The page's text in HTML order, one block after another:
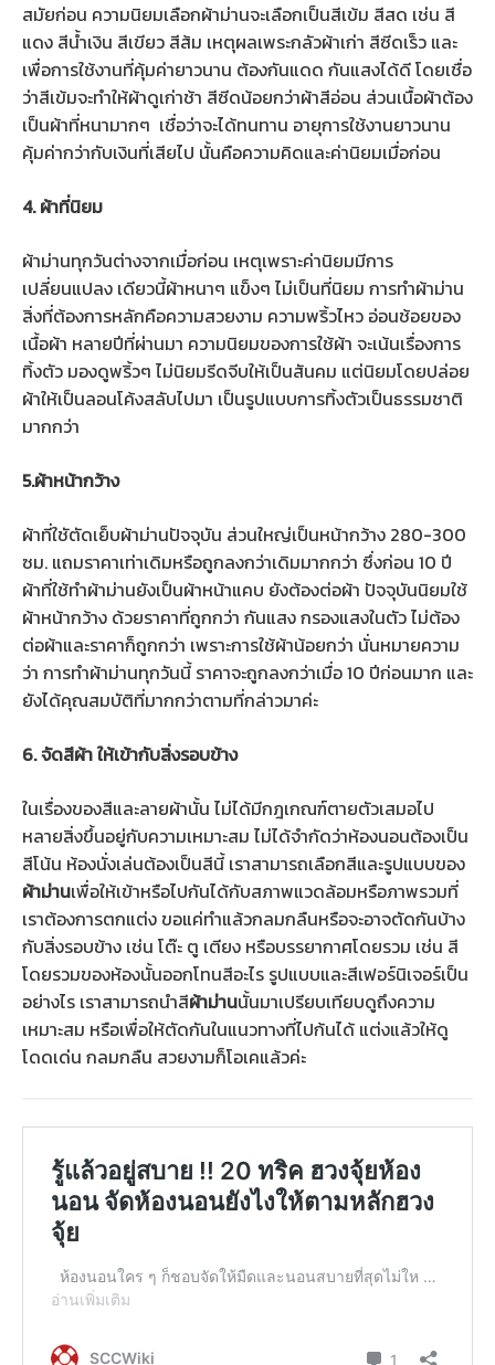
สมัยก่อน ความนิยมเลือกผ้าม่านจะเลือกเป็นสีเข้ม สีสด เช่น สี
แดง สีน้ำเงิน สีเขียว สีส้ม เหตุผลเพระกลัวผ้าเก่า สีซีดเร็ว และ
เพื่อการใช้งานที่คุ้มค่ายาวนาน ต้องกันแดด กันแสงได้ดี โดยเชื่อ
ว่าสีเข้มจะทำให้ผ้าดูเก่าช้า สีซีดน้อยกว่าผ้าสีอ่อน ส่วนเนื้อผ้าต้อง
เป็นผ้าที่หนามากๆ เชื่อว่าจะได้ทนทาน อายุการใช้งานยาวนาน
คุ้มค่ากว่ากับเงินที่เสียไป นั้นคือความคิดและค่านิยมเมื่อก่อน
4. ผ้าที่นิยม
ผ้าม่านทุกวันต่างจากเมื่อก่อน เหตุเพราะค่านิยมมีการ
เปลี่ยนแปลง เดียวนี้ผ้าหนาๆ แข็งๆ ไม่เป็นที่นิยม การทำผ้าม่าน
สิ่งที่ต้องการหลักคือความสวยงาม ความพริ้วไหว อ่อนช้อยของ
เนื้อผ้า หลายปีที่ผ่านมา ความนิยมของการใช้ผ้า จะเน้นเรื่องการ
ทิ้งตัว มองดูพริ้วๆ ไม่นิยมรีดจีบให้เป็นสันคม แต่นิยมโดยปล่อย
ผ้าให้เป็นลอนโค้งสลับไปมา เป็นรูปแบบการทิ้งตัวเป็นธรรมชาติ
มากกว่า
5.ผ้าหน้ากว้าง
ผ้าที่ใชัตัดเย็บผ้าม่านปัจจุบัน ส่วนใหญ่เป็นหน้ากว้าง 280-300
ซม. แถมราคาเท่าเดิมหรือถูกลงกว่าเดิมมากกว่า ซึ่งก่อน 10 ปี
ผ้าที่ใช้ทำผ้าม่านยังเป็นผ้าหน้าแคบ ยังต้องต่อผ้า ปัจจุบันนิยมใช้
ผ้าหน้ากว้าง ด้วยราคาที่ถูกกว่า กันแสง กรองแสงในตัว ไม่ต้อง
ต่อผ้าและราคาก็ถูกกว่า เพราะการใช้ผ้าน้อยกว่า นั่นหมายความ
ว่า การทำผ้าม่านทุกวันนี้ ราคาจะถูกลงกว่าเมื่อ 10 ปีก่อนมาก และ
ยังได้คุณสมบัติที่มากกว่าตามที่กล่าวมาค่ะ
6. จัดสีผ้า ให้เข้ากับสิ่งรอบข้าง
ในเรื่องของสีและลายผ้านั้น ไม่ได้มีกฎเกณฑ์ตายตัวเสมอไป
หลายสิ่งขึ้นอยู่กับความเหมาะสม ไม่ได้จำกัดว่าห้องนอนต้องเป็น
สีโน้น ห้องนั่งเล่นต้องเป็นสีนี้ เราสามารถเลือกสีและรูปแบบของ
ผ้าม่านเพื่อให้เข้าหรือไปกันได้กับสภาพแวดล้อมหรือภาพรวมที่
เราต้องการตกแต่ง ขอแค่ทำแล้วกลมกลืนหรือจะอาจตัดกันบ้าง
กับสิ่งรอบข้าง เช่น โต๊ะ ตู เตียง หรือบรรยากาศโดยรวม เช่น สี
โดยรวมของห้องนั้นออกโทนสีอะไร รูปแบบและสีเฟอร์นิเจอร์เป็น
อย่างไร เราสามารถนำสีผ้าม่านนั้นมาเปรียบเทียบดูถึงความ
เหมาะสม หรือเพื่อให้ตัดกันในแนวทางที่ไปก้นได้ แต่งแล้วให้ดู
โดดเด่น กลมกลืน สวยงามก็โอเคแล้วค่ะ